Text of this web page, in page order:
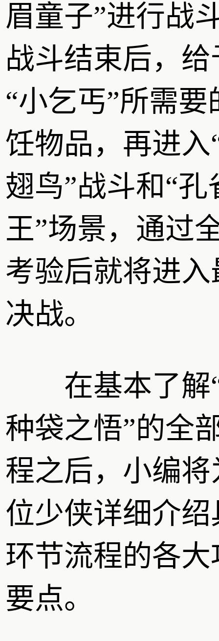
眉童子”进行战
战斗结束后，给
“小乞丐”所需要
饪物品，再进入
翅鸟”战斗和“孔
王”场景，通过
考验后就将进入
决战。
在基本了解
种袋之悟”的全
程之后，小编将
位少侠详细介绍
环节流程的各大
要点。